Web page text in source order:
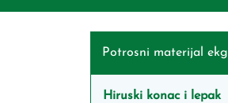
Potrosni materijal ekg
Hiruski konac i lepak